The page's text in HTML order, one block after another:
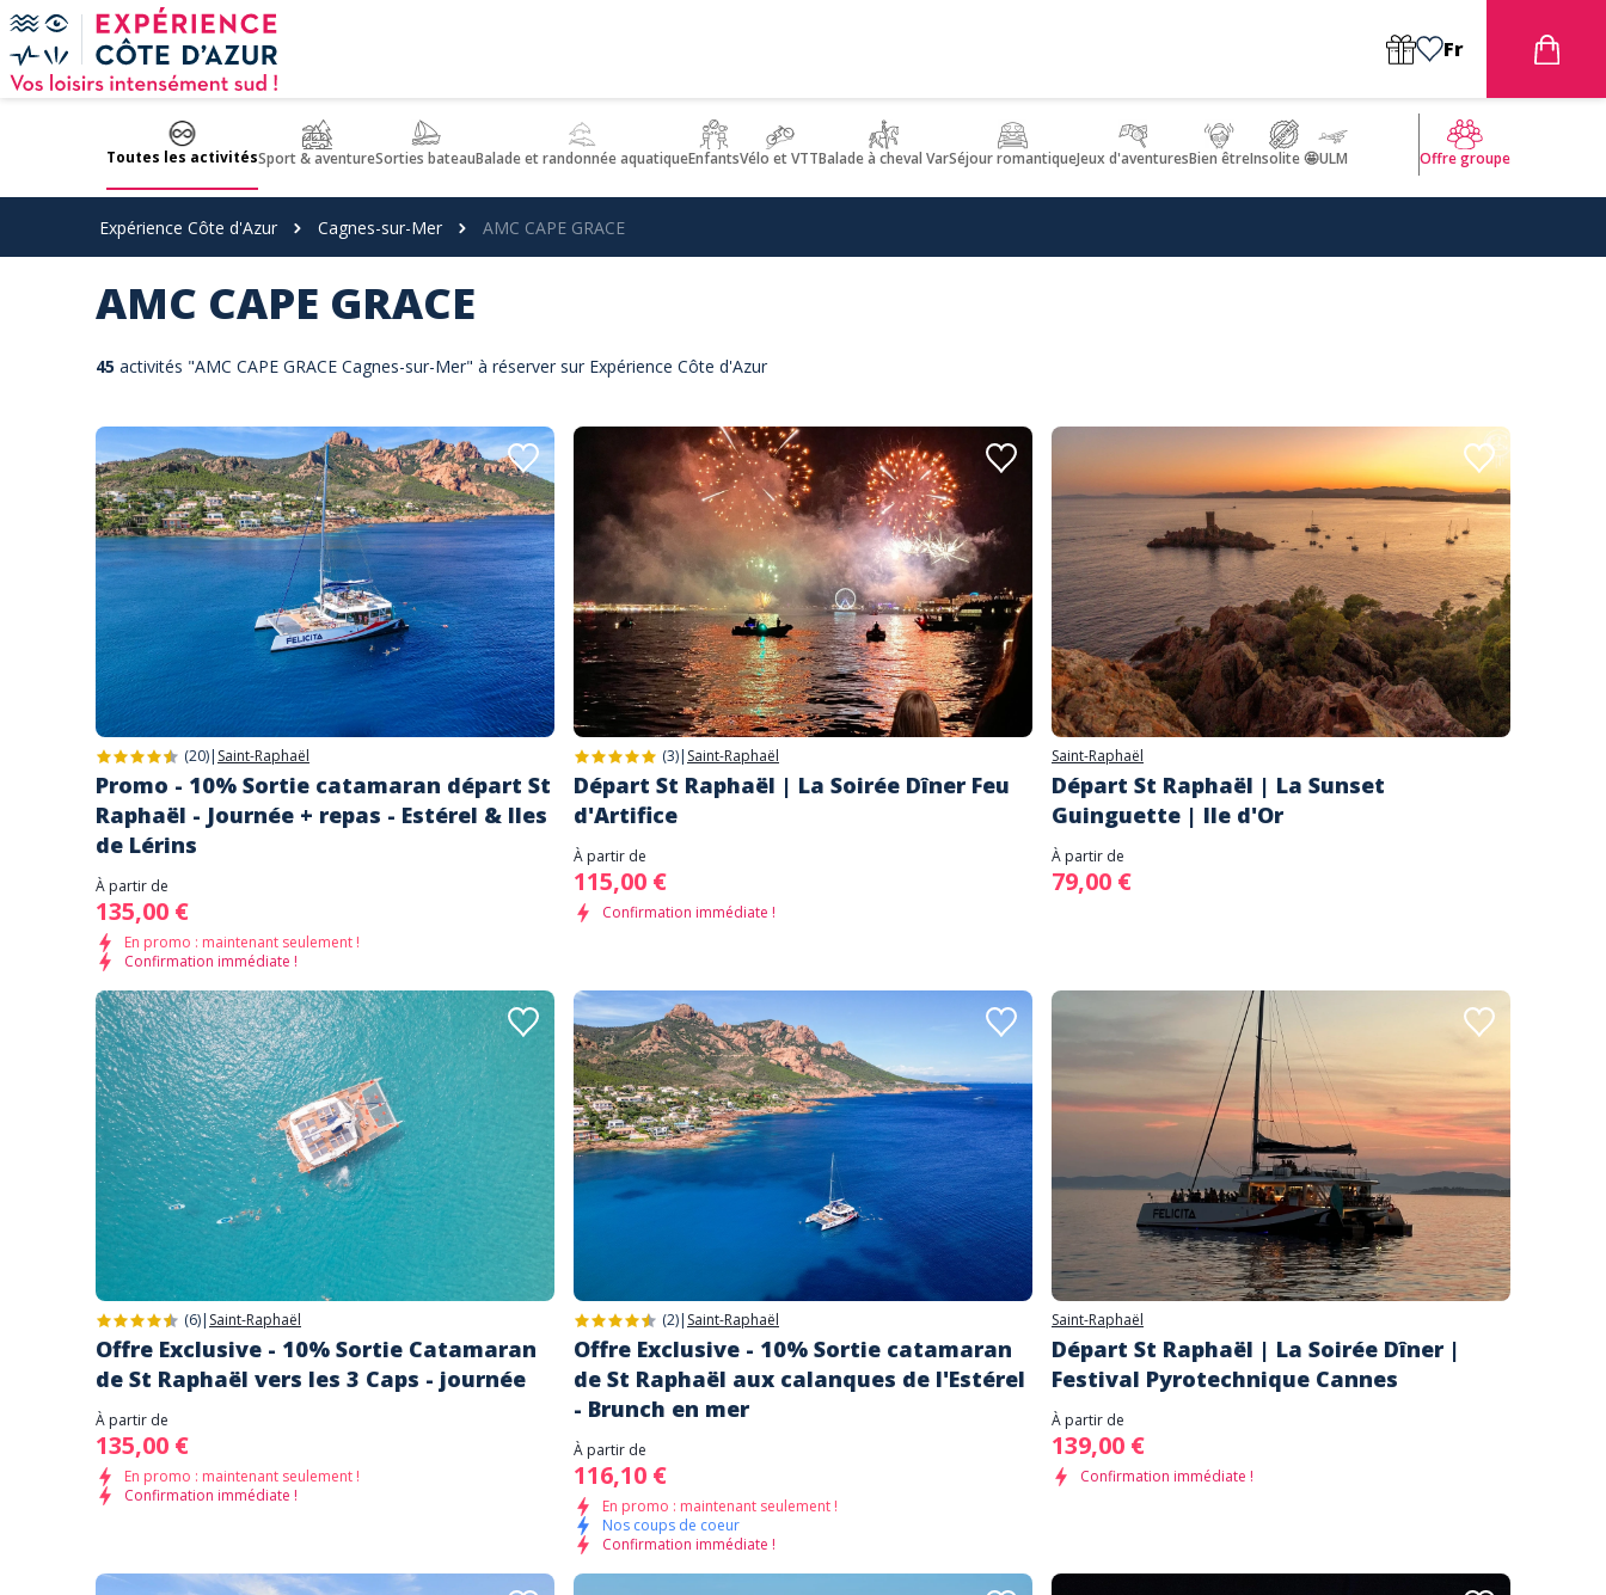
Panneau de gestion des cookies
Fr
Toutes les activitésSport & aventureSorties bateauBalade et randonnée aquatiqueEnfantsVélo et VTTBalade à cheval VarSéjour romantiqueJeux d'aventuresBien êtreInsolite 🤩ULM Offre groupe
Expérience Côte d'Azur Cagnes-sur-Mer AMC CAPE GRACE
AMC CAPE GRACE
45 activités "AMC CAPE GRACE Cagnes-sur-Mer" à réserver sur Expérience Côte d'Azur
(20)| Saint-Raphaël
Promo - 10% Sortie catamaran départ St
Raphaël - Journée + repas - Estérel & Iles
de Lérins
À partir de
135,00 €
En promo : maintenant seulement !
Confirmation immédiate !
(3)| Saint-Raphaël
Départ St Raphaël | La Soirée Dîner Feu
d'Artifice
À partir de
115,00 €
Confirmation immédiate !
Saint-Raphaël
Départ St Raphaël | La Sunset
Guinguette | Ile d'Or
À partir de
79,00 €
(6)| Saint-Raphaël
Offre Exclusive - 10% Sortie Catamaran
de St Raphaël vers les 3 Caps - journée
À partir de
135,00 €
En promo : maintenant seulement !
Confirmation immédiate !
(2)| Saint-Raphaël
Offre Exclusive - 10% Sortie catamaran
de St Raphaël aux calanques de l'Estérel
- Brunch en mer
À partir de
116,10 €
En promo : maintenant seulement !
Nos coups de coeur
Confirmation immédiate !
Saint-Raphaël
Départ St Raphaël | La Soirée Dîner |
Festival Pyrotechnique Cannes
À partir de
139,00 €
Confirmation immédiate !